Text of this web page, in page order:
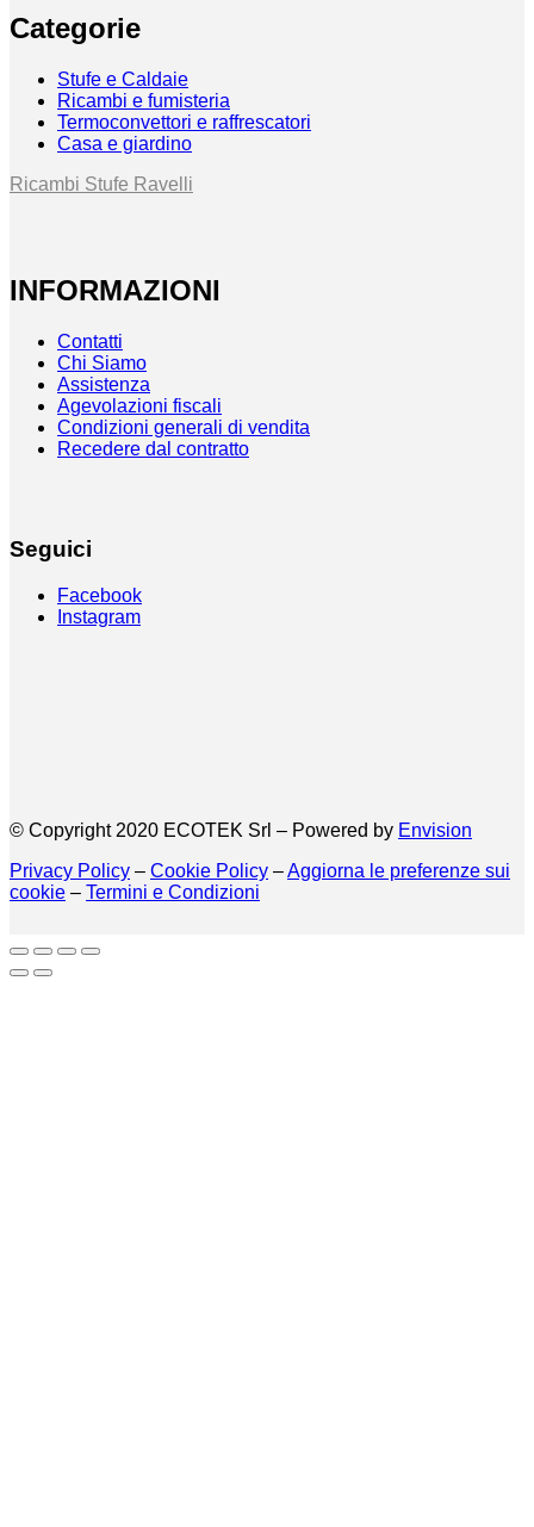
Categorie
Stufe e Caldaie
Ricambi e fumisteria
Termoconvettori e raffrescatori
Casa e giardino
Ricambi Stufe Ravelli
INFORMAZIONI
Contatti
Chi Siamo
Assistenza
Agevolazioni fiscali
Condizioni generali di vendita
Recedere dal contratto
Seguici
Facebook
Instagram
© Copyright 2020 ECOTEK Srl – Powered by Envision
Privacy Policy – Cookie Policy –Aggiorna le preferenze sui
cookie – Termini e Condizioni